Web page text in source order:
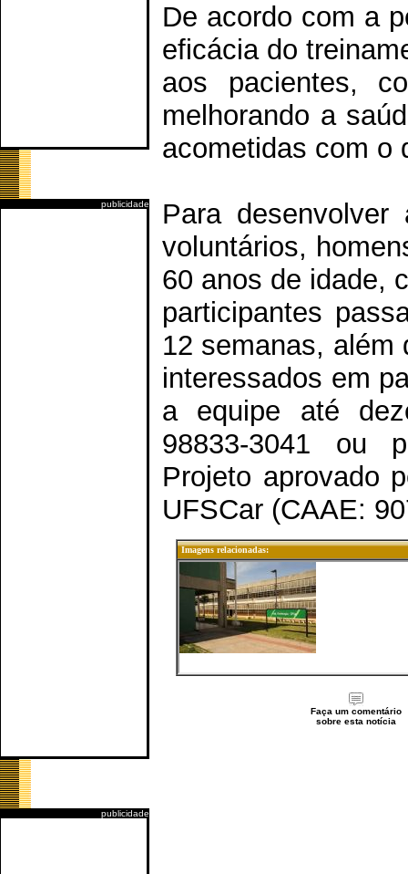
publicidade
publicidade
De acordo com a
eficácia do
aos pacientes,
melhorando a
acometidas com o
Para
voluntários,
60 anos de idade,
participantes
12 semanas, além
interessados em
a equipe até
98833-3041 ou
Projeto aprovado
UFSCar (CAAE:
Imagens relacionadas:
Faça um comentário
sobre esta notícia